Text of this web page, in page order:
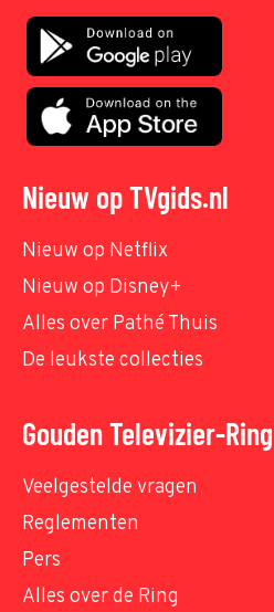
Nieuw op TVgids.nl
Nieuw op Netflix
Nieuw op Disney+
Alles over Pathé Thuis
De leukste collecties
Gouden Televizier-Ring
Veelgestelde vragen
Reglementen
Pers
Alles over de Ring